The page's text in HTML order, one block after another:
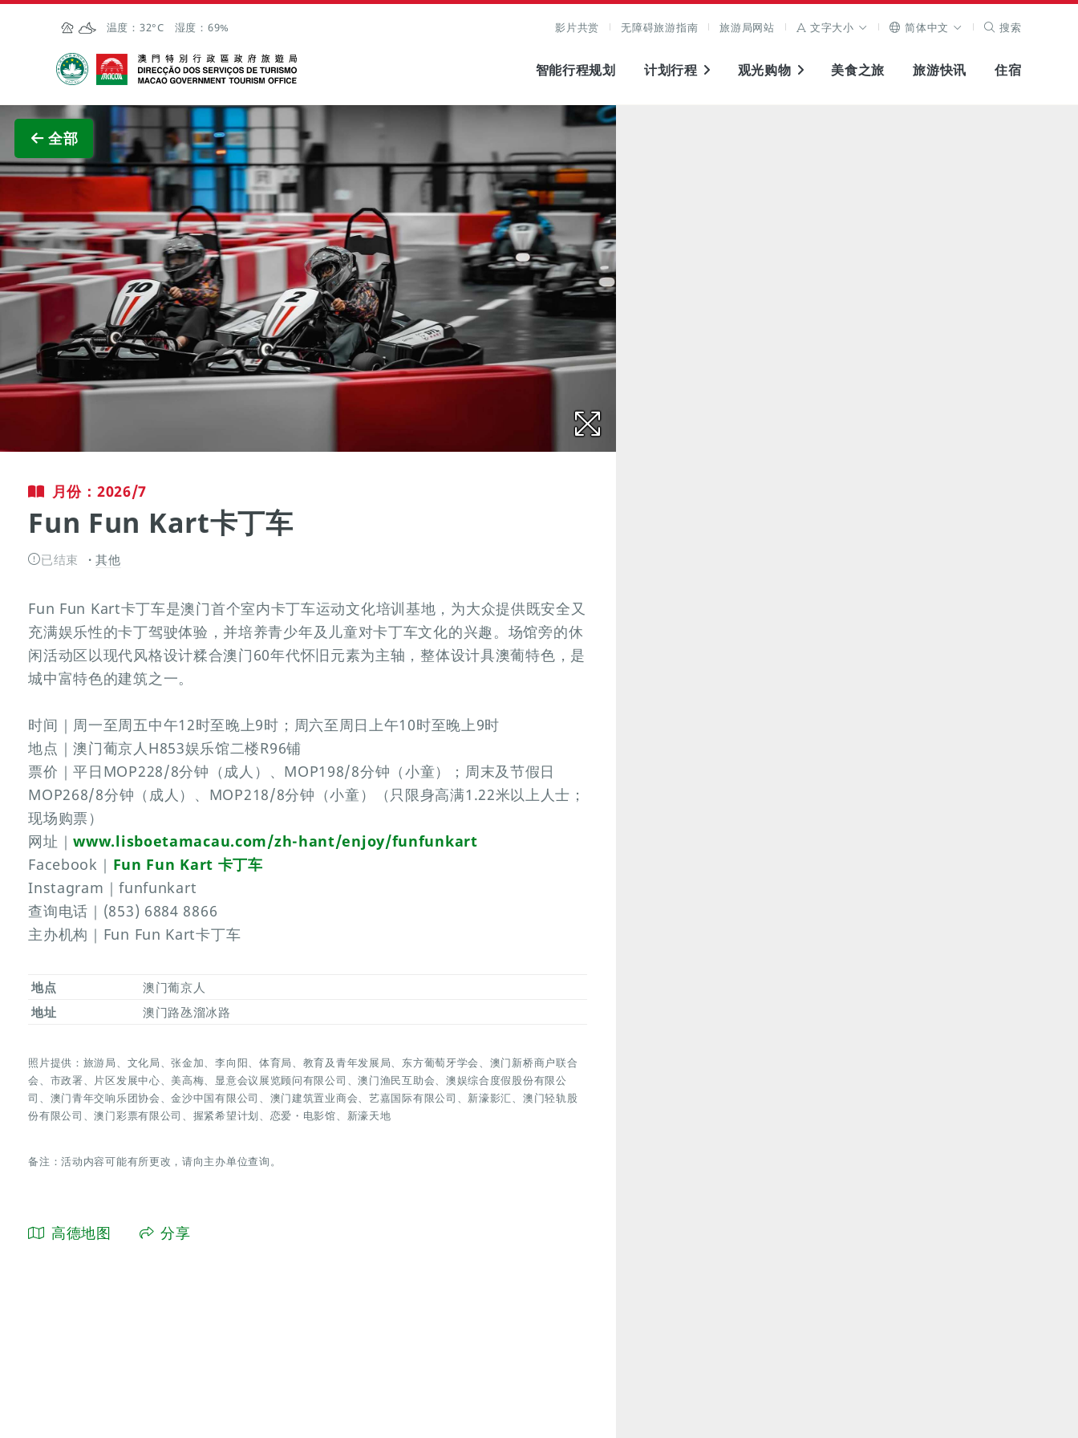
跳至主内容
温度： 32°C 湿度： 69% 影片共赏 无障碍旅游指南 旅游局网站 文字大小 简体中文 搜索
澳门特别行政区政府旅游局
智能行程规划 计划行程 观光购物 美食之旅 旅游快讯 住宿
全部
月份：2026/7
Fun Fun Kart卡丁车
已结束 其他
Fun Fun Kart卡丁车是澳门首个室内卡丁车运动文化培训基地，为大众提供既安全又
充满娱乐性的卡丁驾驶体验，并培养青少年及儿童对卡丁车文化的兴趣。场馆旁的休
闲活动区以现代风格设计糅合澳门60年代怀旧元素为主轴，整体设计具澳葡特色，是
城中富特色的建筑之一。
时间｜周一至周五中午12时至晚上9时；周六至周日上午10时至晚上9时
地点｜澳门葡京人H853娱乐馆二楼R96铺
票价｜平日MOP228/8分钟（成人）、MOP198/8分钟（小童）；周末及节假日
MOP268/8分钟（成人）、MOP218/8分钟（小童）（只限身高满1.22米以上人士；
现场购票）
网址｜www.lisboetamacau.com/zh-hant/enjoy/funfunkart
Facebook｜ Fun Fun Kart 卡丁车
Instagram｜funfunkart
查询电话｜(853) 6884 8866
主办机构｜Fun Fun Kart卡丁车
地点
澳门葡京人
地址
澳门路氹溜冰路
照片提供：旅游局、文化局、张金加、李向阳、体育局、教育及青年发展局、东方葡萄牙学会、澳门新桥商户联合
会、市政署、片区发展中心、美高梅、显意会议展览顾问有限公司、澳门渔民互助会、澳娱综合度假股份有限公
司、澳门青年交响乐团协会、金沙中国有限公司、澳门建筑置业商会、艺嘉国际有限公司、新濠影汇、澳门轻轨股
份有限公司、澳门彩票有限公司、握紧希望计划、恋爱・电影馆、新濠天地
备注：活动内容可能有所更改，请向主办单位查询。
高德地图 分享